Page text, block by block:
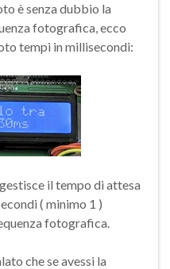
è senza dubbio la
fotografica, ecco
tempi in millisecondi:
il tempo di attesa
( minimo 1 )
fotografica.
che se avessi la